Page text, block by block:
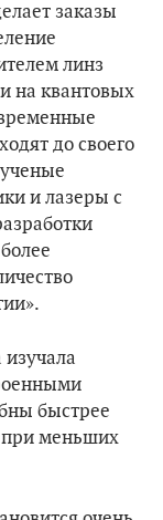
заказы
линз
на квантовых
до своего
и лазеры с
быстрее
меньших